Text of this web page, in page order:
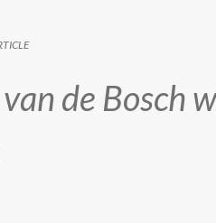
de Bosch